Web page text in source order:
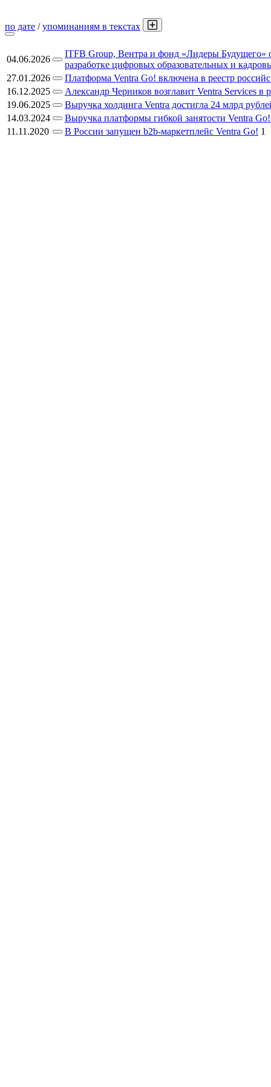
по дате /упоминаниям в текстах
04.06.2026
ITFB Group, Вентра и фонд «Лидеры Будущего»
разработке цифровых образовательных и
27.01.2026
Платформа Ventra Go! включена в реестр
16.12.2025
Александр Черников возглавит Ventra Services в
19.06.2025
Выручка холдинга Ventra достигла 24 млрд
14.03.2024
Выручка платформы гибкой занятости Ventra
11.11.2020
В России запущен b2b-маркетплейс Ventra Go! 1